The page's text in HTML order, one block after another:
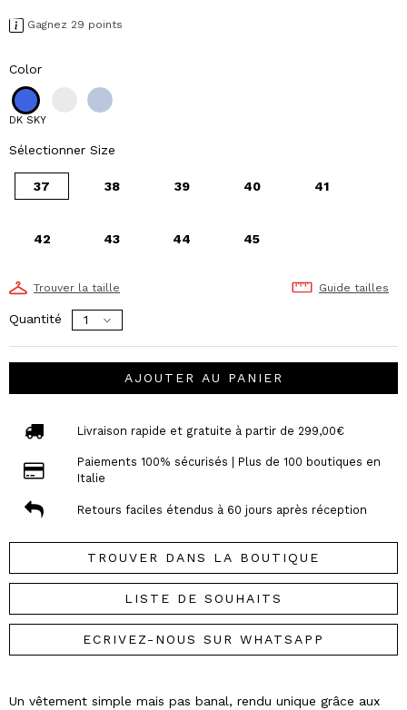
Gagnez 29 points
Color
DK SKY
Sélectionner Size
37 38 39 40 41
42 43 44 45
Trouver la taille Guide tailles
Quantité
AJOUTER AU PANIER
Livraison rapide et gratuite à partir de 299,00€
Paiements 100% sécurisés | Plus de 100 boutiques en
Italie
Retours faciles étendus à 60 jours après réception
TROUVER DANS LA BOUTIQUE
LISTE DE SOUHAITS
ECRIVEZ-NOUS SUR WHATSAPP
Un vêtement simple mais pas banal, rendu unique grâce aux